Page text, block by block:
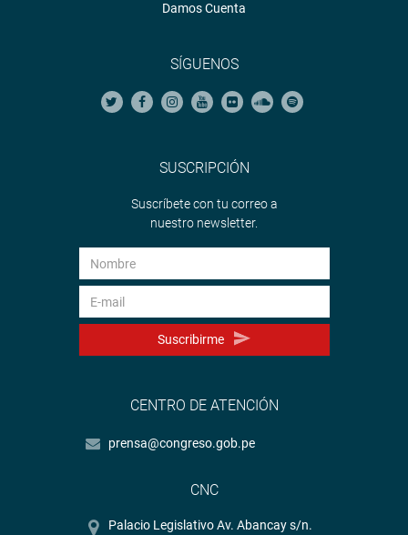
Damos Cuenta
SÍGUENOS
SUSCRIPCIÓN
Suscríbete con tu correo a
nuestro newsletter.
Suscribirme
CENTRO DE ATENCIÓN
prensa@congreso.gob.pe
CNC
Palacio Legislativo Av. Abancay s/n.